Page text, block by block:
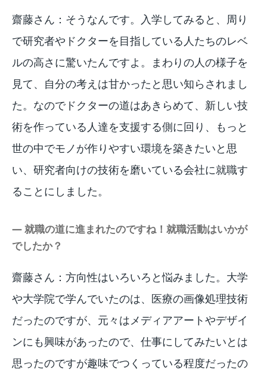
齋藤さん：そうなんです。入学してみると、周り
で研究者やドクターを目指している人たちのレベ
ルの高さに驚いたんですよ。まわりの人の様子を
見て、自分の考えは甘かったと思い知らされまし
た。なのでドクターの道はあきらめて、新しい技
術を作っている人達を支援する側に回り、もっと
世の中でモノが作りやすい環境を築きたいと思
い、研究者向けの技術を磨いている会社に就職す
ることにしました。
― 就職の道に進まれたのですね！就職活動はいかが
でしたか？
齋藤さん：方向性はいろいろと悩みました。大学
や大学院で学んでいたのは、医療の画像処理技術
だったのですが、元々はメディアアートやデザイ
ンにも興味があったので、仕事にしてみたいとは
思ったのですが趣味でつくっている程度だったの